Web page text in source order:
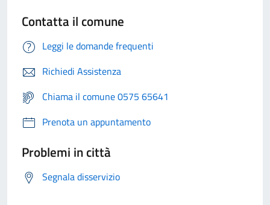
Contatta il comune
Leggi le domande frequenti
Richiedi Assistenza
Chiama il comune 0575 65641
Prenota un appuntamento
Problemi in città
Segnala disservizio